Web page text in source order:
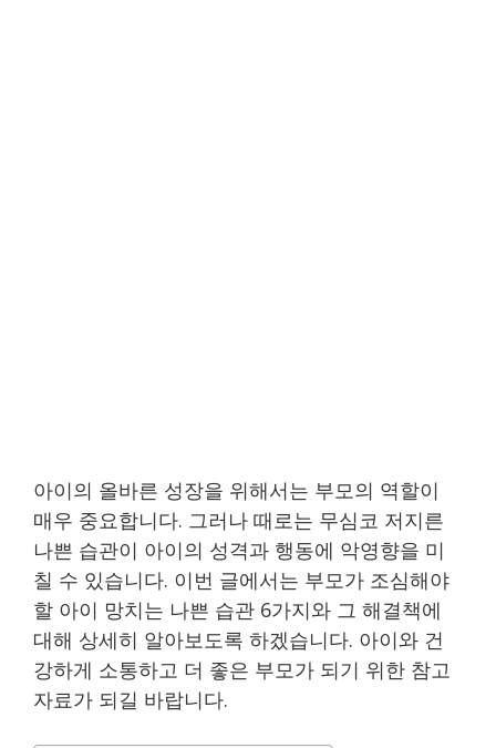
아이의 올바른 성장을 위해서는 부모의 역할이
매우 중요합니다. 그러나 때로는 무심코 저지른
나쁜 습관이 아이의 성격과 행동에 악영향을 미
칠 수 있습니다. 이번 글에서는 부모가 조심해야
할 아이 망치는 나쁜 습관 6가지와 그 해결책에
대해 상세히 알아보도록 하겠습니다. 아이와 건
강하게 소통하고 더 좋은 부모가 되기 위한 참고
자료가 되길 바랍니다.